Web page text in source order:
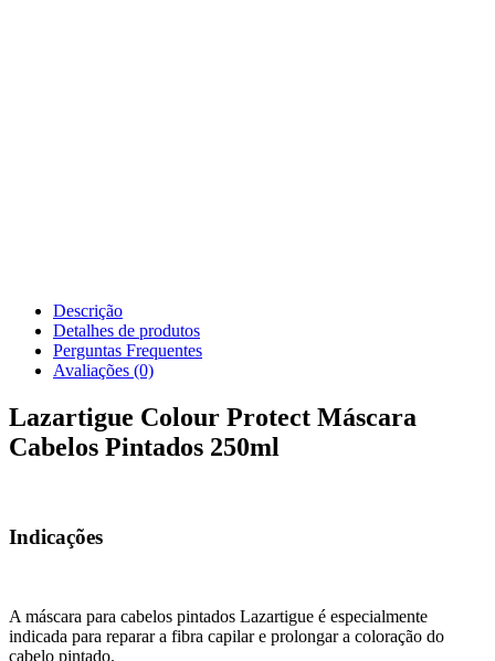
Descrição
Detalhes de produtos
Perguntas Frequentes
Avaliações (0)
Lazartigue Colour Protect Máscara
Cabelos Pintados 250ml
Indicações
A máscara para cabelos pintados Lazartigue é especialmente
indicada para reparar a fibra capilar e prolongar a coloração do
cabelo pintado.